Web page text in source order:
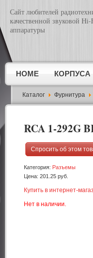
Сайт любителей
качественной звуковой Hi-
аппаратуры
HOME КОРПУСА
Каталог Фурнитура
RCA 1-292G
Спросить об этом
Категория: Разъемы
Цена: 201.25 руб.
Купить в интернет-
Нет в наличии.
Эл.почта
Сообщение*
Отправить копию мне?
Введите символы с
Отправить